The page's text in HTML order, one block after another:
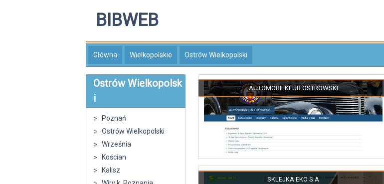
BIBWEB
Główna Wielkopolskie Ostrów Wielkopolski
Ostrów Wielkopolsk
i
» Poznań
» Ostrów Wielkopolski
» Września
» Kościan
» Kalisz
AUTOMOBILKLUB OSTROWSKI
SKLEJKA EKO S A